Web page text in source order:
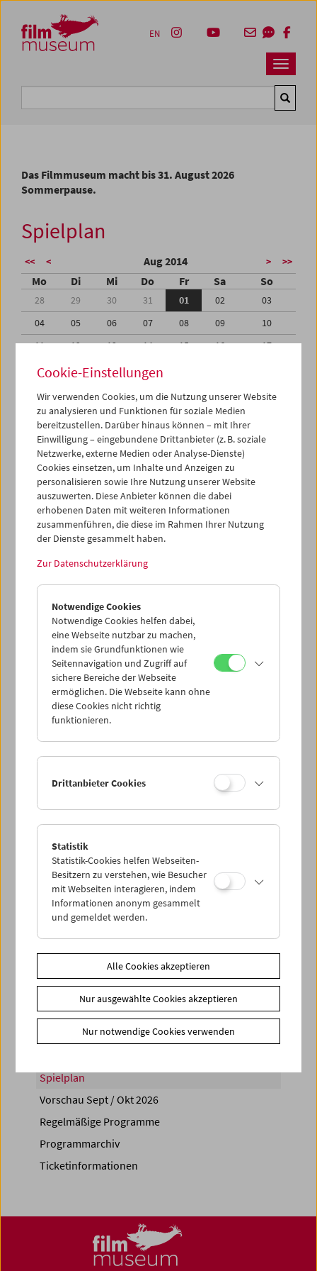
Zum Inhalt
Zum Hauptmenü
Zur Servicenavigation
Zum Suche
Navbar
EN
Das Filmmuseum macht bis 31. August 2026
Sommerpause.
Spielplan
<< < Aug 2014 > >>
Mo Di Mi Do Fr Sa So
28 29 30 31 01 02
03
04
05 06 07 08 09
10
11
12 13 14 15 16
17
18
19 20 21
25
27 29
31
01
02 03 04 05 06
iCalender
Programmheft-PDF
English language or subtitles
< Vorherige Woche
Mo 28.7.
Di 29.7.
Mi 30.7.
Do 31.7.
Sa 2.8.
PROGRAMM ÜBERBLICK
Share on
Spielplan
Vorschau Sept / Okt 2026
Regelmäßige Programme
Programmarchiv
Ticketinformationen
Cookie-Einstellungen
Wir verwenden Cookies, um die Nutzung unserer Website
zu analysieren und Funktionen für soziale Medien
bereitzustellen. Darüber hinaus können – mit Ihrer
Einwilligung – eingebundene Drittanbieter (z. B. soziale
Netzwerke, externe Medien oder Analyse-Dienste)
Cookies einsetzen, um Inhalte und Anzeigen zu
personalisieren sowie Ihre Nutzung unserer Website
auszuwerten. Diese Anbieter können die dabei
erhobenen Daten mit weiteren Informationen
zusammenführen, die diese im Rahmen Ihrer Nutzung
der Dienste gesammelt haben.
Zur Datenschutzerklärung
Notwendige Cookies
Notwendige Cookies helfen dabei,
eine Webseite nutzbar zu machen,
indem sie Grundfunktionen wie
Seitennavigation und Zugriff auf
sichere Bereiche der Webseite
ermöglichen. Die Webseite kann ohne
diese Cookies nicht richtig
funktionieren.
Drittanbieter Cookies
Statistik
Statistik-Cookies helfen Webseiten-
Besitzern zu verstehen, wie Besucher
mit Webseiten interagieren, indem
Informationen anonym gesammelt
und gemeldet werden.
Alle Cookies akzeptieren
Nur ausgewählte Cookies akzeptieren
Nur notwendige Cookies verwenden